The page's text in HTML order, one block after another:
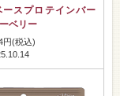
ースプロテインバー
ベリー
円(税込)